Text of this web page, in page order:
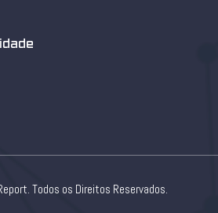
Todos os Direitos Reservados.